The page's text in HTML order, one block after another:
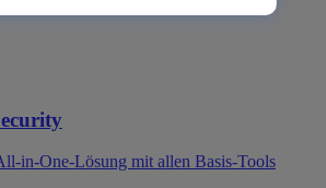
in-One-Lösung mit allen Basis-Tools